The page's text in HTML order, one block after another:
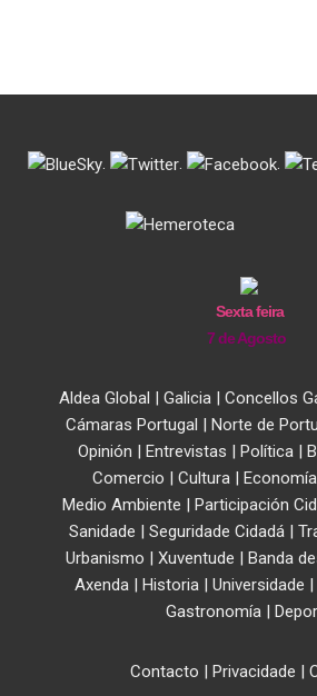
. . .
Sexta feira
7 de Agosto
Aldea Global | Galicia| Concellos
Cámaras Portugal | Norte de
Opinión | Entrevistas | Política|
Comercio | Cultura | Economía
Medio Ambiente | Participación
Sanidade | Seguridade Cidadá |
Urbanismo | Xuventude | Banda
Axenda| Historia| Universidade |
Gastronomía |
Contacto | Privacidade |